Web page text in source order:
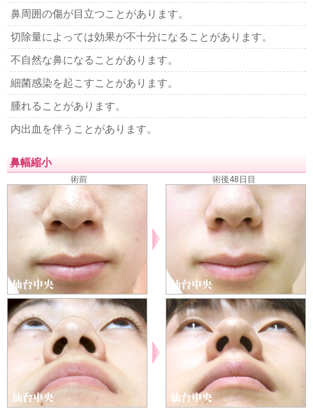
鼻周囲の傷が目立つことがあります。
切除量によっては効果が不十分になることがあります。
不自然な鼻になることがあります。
細菌感染を起こすことがあります。
腫れることがあります。
内出血を伴うことがあります。
鼻幅縮小
術前 術後48日目